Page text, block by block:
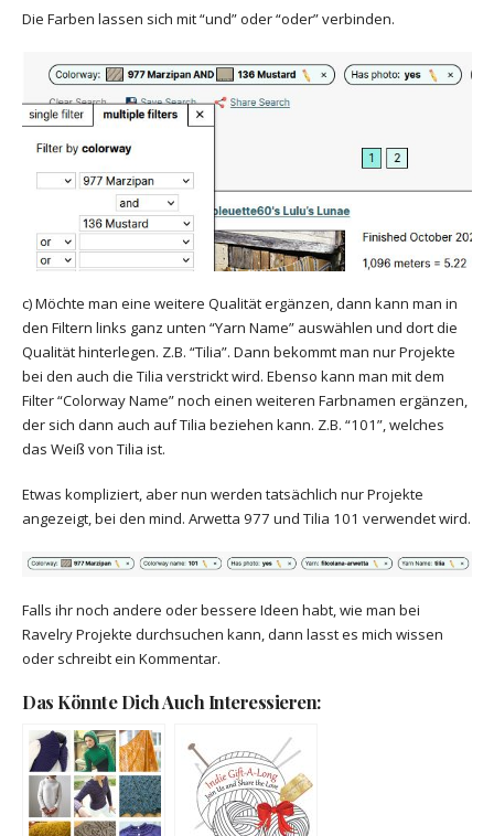
Die Farben lassen sich mit “und” oder “oder” verbinden.
c) Möchte man eine weitere Qualität ergänzen, dann kann man in
den Filtern links ganz unten “Yarn Name” auswählen und dort die
Qualität hinterlegen. Z.B. “Tilia”. Dann bekommt man nur Projekte
bei den auch die Tilia verstrickt wird. Ebenso kann man mit dem
Filter “Colorway Name” noch einen weiteren Farbnamen ergänzen,
der sich dann auch auf Tilia beziehen kann. Z.B. “101”, welches
das Weiß von Tilia ist.
Etwas kompliziert, aber nun werden tatsächlich nur Projekte
angezeigt, bei den mind. Arwetta 977 und Tilia 101 verwendet wird.
Falls ihr noch andere oder bessere Ideen habt, wie man bei
Ravelry Projekte durchsuchen kann, dann lasst es mich wissen
oder schreibt ein Kommentar.
Das Könnte Dich Auch Interessieren: